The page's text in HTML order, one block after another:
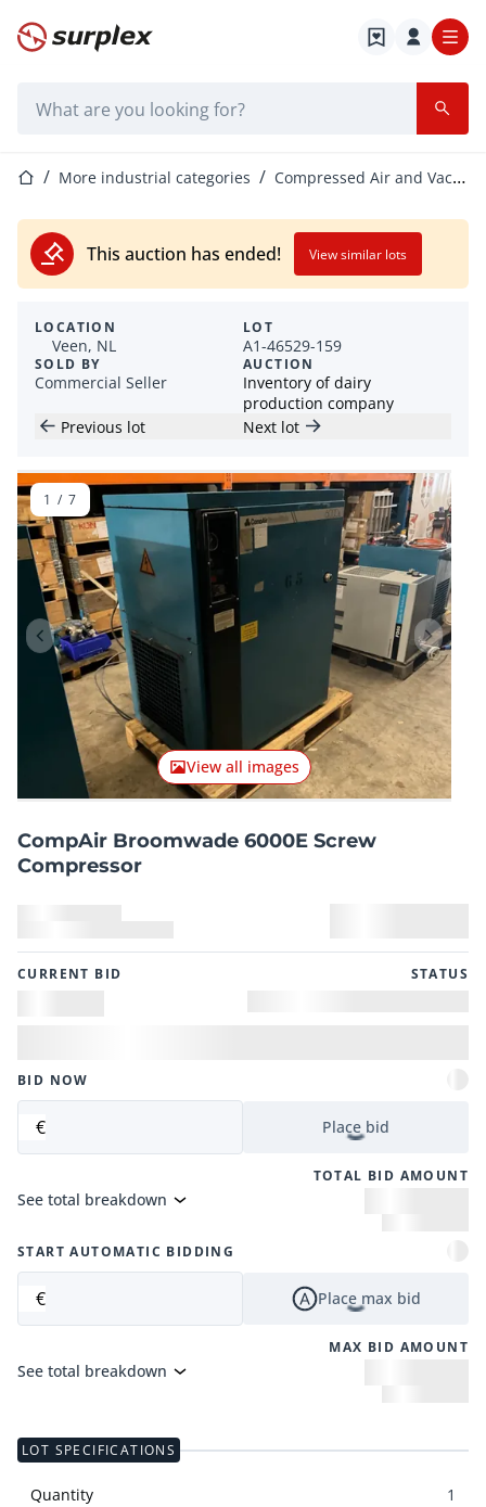
Home page
Home pageMore industrial categories Compressed Air and Vacuum Equipment
This auction has ended! View similar lots
LOCATION
Veen, NL
SOLD BY
Commercial Seller
LOT
A1-46529-159
AUCTION
Inventory of dairy
production company
Previous lot
Next lot
Previous item Next
View all images
1 / 7
CompAir Broomwade 6000E Screw
Compressor
CURRENT BID STATUS
BID NOW
€ Place bid
TOTAL BID AMOUNT
See total breakdown
START AUTOMATIC BIDDING
€ Place max bid
MAX BID AMOUNT
See total breakdown
LOT SPECIFICATIONS
Quantity 1